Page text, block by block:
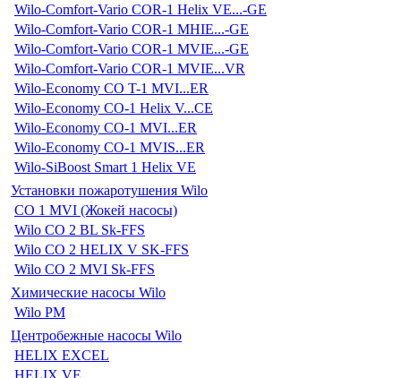
Wilo-Comfort-Vario COR-1 Helix VE...-GE
Wilo-Comfort-Vario COR-1 MHIE...-GE
Wilo-Comfort-Vario COR-1 MVIE...-GE
Wilo-Comfort-Vario COR-1 MVIE...VR
Wilo-Economy CO T-1 MVI...ER
Wilo-Economy CO-1 Helix V...CE
Wilo-Economy CO-1 MVI...ER
Wilo-Economy CO-1 MVIS...ER
Wilo-SiBoost Smart 1 Helix VE
Установки пожаротушения Wilo
CO 1 MVI (Жокей насосы)
Wilo CO 2 BL Sk-FFS
Wilo CO 2 HELIX V SK-FFS
Wilo CO 2 MVI Sk-FFS
Химические насосы Wilo
Wilo PM
Центробежные насосы Wilo
HELIX EXCEL
HELIX VE